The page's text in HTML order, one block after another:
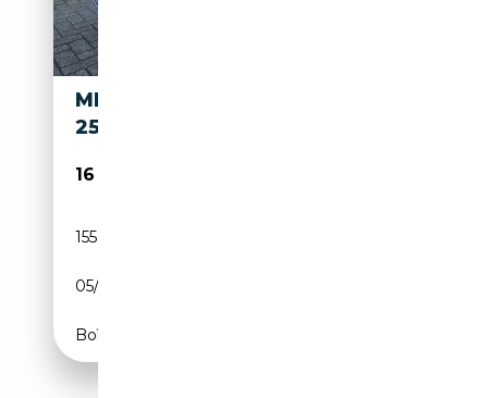
MERCEDES-BENZ CLS 250 CLS
250 D BLUEEFFICIENCY
16 999€
155 000 km
05/2012
Boîte automatique